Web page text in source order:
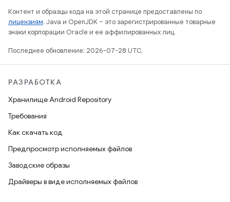
Контент и образцы кода на этой странице предоставлены по
лицензиям. Java и OpenJDK – это зарегистрированные товарные
знаки корпорации Oracle и ее аффилированных лиц.
Последнее обновление: 2026-07-28 UTC.
РАЗРАБОТКА
Хранилище Android Repository
Требования
Как скачать код
Предпросмотр исполняемых файлов
Заводские образы
Драйверы в виде исполняемых файлов